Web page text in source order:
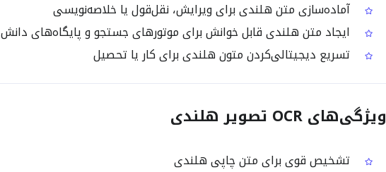
آماده‌سازی متن هلندی برای ویرایش، نقل‌قول یا خلاصه‌نویسی
ایجاد متن هلندی قابل خوانش برای موتورهای جستجو و پایگاه‌های دانش
تسریع دیجیتالی‌کردن متون هلندی برای کار یا تحصیل
ویژگی‌های OCR تصویر هلندی
تشخیص قوی برای متن چاپی هلندی